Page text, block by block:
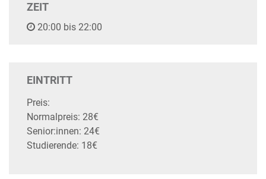
ZEIT
20:00 bis 22:00
EINTRITT
Preis:
Normalpreis: 28€
Senior:innen: 24€
Studierende: 18€